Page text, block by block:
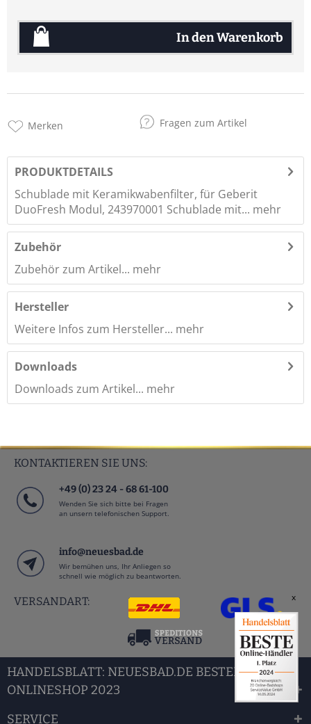
In denWarenkorb
Merken Fragen zum Artikel
PRODUKTDETAILS
Schublade mit Keramikwabenfilter, für Geberit
DuoFresh Modul, 243970001 Schublade mit... mehr
Zubehör
Zubehör zum Artikel... mehr
Hersteller
Weitere Infos zum Hersteller... mehr
Downloads
Downloads zum Artikel... mehr
KONTAKTIEREN SIE UNS:
+49 (0) 23 24 - 68 61-100
Wenden Sie sich bitte bei Fragen
an unsern telefonischen Support.
info@neuesbad.de
Wir bemühen uns, Ihr Anliegen so
schnell wie möglich zu beantworten.
VERSANDART:
HANDELSBLATT: NEUESBAD.DE BESTER BAD
ONLINESHOP 2023
SERVICE
x